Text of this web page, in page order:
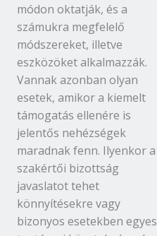
módon oktatják, és a
számukra megfelelő
módszereket, illetve
eszközöket alkalmazzák.
Vannak azonban olyan
esetek, amikor a kiemelt
támogatás ellenére is
jelentős nehézségek
maradnak fenn. Ilyenkor a
szakértői bizottság
javaslatot tehet
könnyítésekre vagy
bizonyos esetekben egyes